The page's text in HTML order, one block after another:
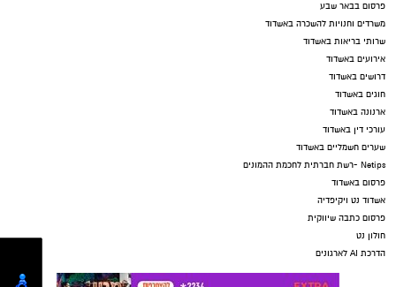
פרסום בבאר שבע
משרדים וחנויות להשכרה באשדוד
שרותי בריאות באשדוד
אירועים באשדוד
דרושים באשדוד
חוגים באשדוד
ארנונה באשדוד
עורכי דין באשדוד
שערים חשמליים באשדוד
Netips -רשת חברתית לחכמת ההמונים
פרסום באשדוד
אשדוד נט ויקיפדיה
פרסום כתבה שיווקית
חולון נט
הדרכת AI לארגונים